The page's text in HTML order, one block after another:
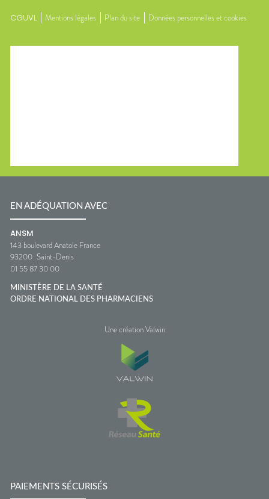
CGUVL Mentions légales Plan du site Données personnelles et cookies
EN ADÉQUATION AVEC
ANSM
143 boulevard Anatole France
93200 Saint-Denis
01 55 87 30 00
MINISTÈRE DE LA SANTÉ
ORDRE NATIONAL DES PHARMACIENS
Une création Valwin
PAIEMENTS SÉCURISÉS